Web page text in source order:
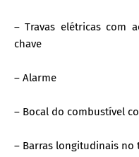
– Travas elétricas com
chave
– Alarme
– Bocal do combustível
– Barras longitudinais no